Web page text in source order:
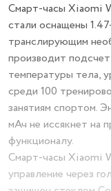
Смарт-часы Xiaomi
стали оснащены
транслирующим
производит
температуры тела,
среди 100
занятиям спортом.
мАч не иссякнет на
функционалу.
Смарт-часы Xiaomi
управление через